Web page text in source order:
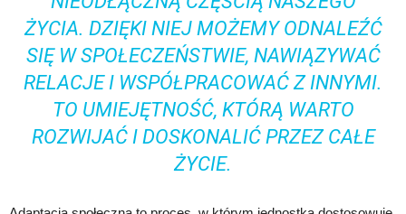
ŻYCIA. DZIĘKI NIEJ MOŻEMY ODNALEŹĆ
SIĘ W SPOŁECZEŃSTWIE, NAWIĄZYWAĆ
RELACJE I WSPÓŁPRACOWAĆ Z INNYMI.
TO UMIEJĘTNOŚĆ, KTÓRĄ WARTO
ROZWIJAĆ I DOSKONALIĆ PRZEZ CAŁE
ŻYCIE.